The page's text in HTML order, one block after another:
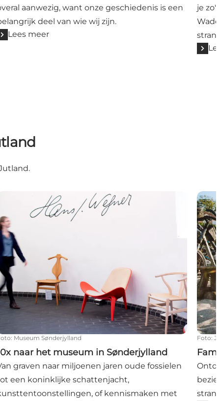
aanwezig, want onze geschiedenis is een
deel van wie wij zijn.
Lees meer
je
10x naar het museum in Sønderjylland
: Museum Sønderjylland
naar het museum in Sønderjylland
graven naar miljoenen jaren oude fossielen
een koninklijke schattenjacht,
of kennismaken met
Foto: